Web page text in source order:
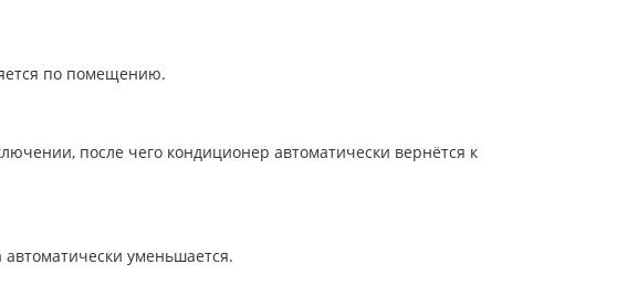
по помещению.
после чего кондиционер автоматически вернётся к
уменьшается.